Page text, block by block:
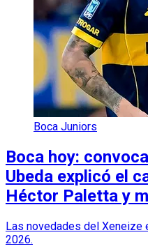
Boca Juniors
Boca hoy:
Ubeda explicó el
Héctor Paletta y
Las novedades del
2026.